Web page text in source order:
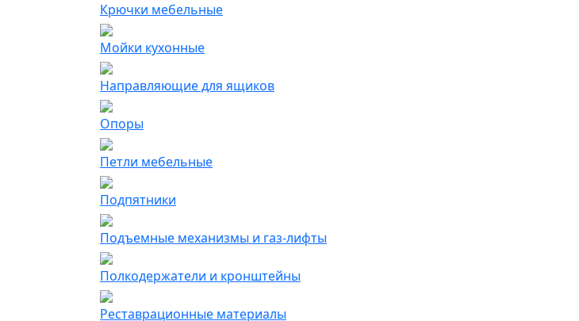
Крючки мебельные
Мойки кухонные
Направляющие для ящиков
Опоры
Петли мебельные
Подпятники
Подъемные механизмы и газ-лифты
Полкодержатели и кронштейны
Реставрационные материалы